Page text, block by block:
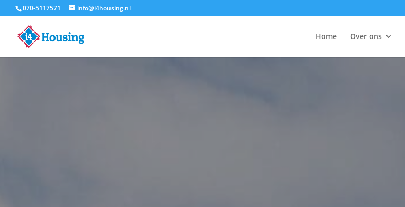
070-5117571 info@i4housing.nl
Home Over ons